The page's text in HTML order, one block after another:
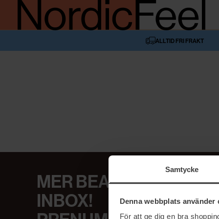
Samtycke
Denna webbplats använder
För att ge dig en bra
ALLTID FRI FRAKT
MER BEAUTY I DIN
INBOX!